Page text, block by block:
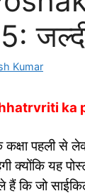
Kumar
ka
कक्षा पहली से
यह
हैं कि जो